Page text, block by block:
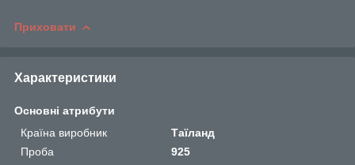
Приховати
Характеристики
Основні атрибути
Країна виробник
Таїланд
Проба
925